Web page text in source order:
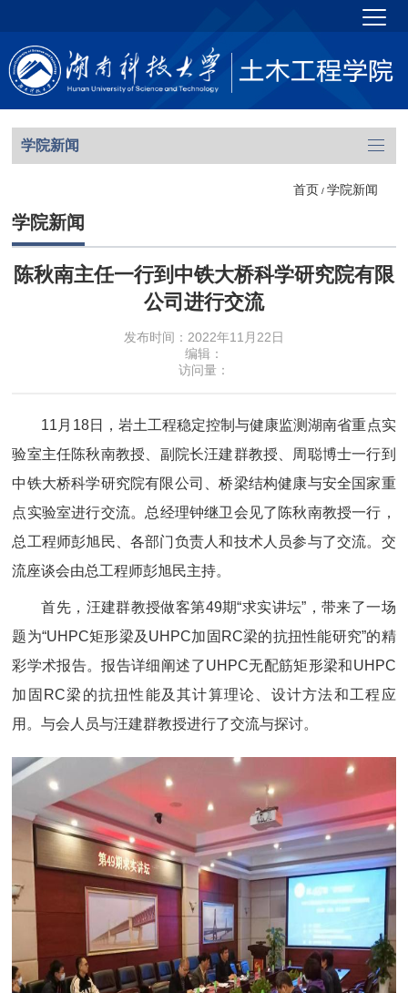
学院新闻
首页 / 学院新闻
学院新闻
陈秋南主任一行到中铁大桥科学研究院有限
公司进行交流
发布时间：2022年11月22日
编辑：
访问量：
11月18日， 岩土工程稳定控制与健康监测湖南省重点实
验室主任陈秋南教授、 副院长汪建群教授 周聪博士一行到
中铁大桥科学研究院有限公司 、桥梁结构健康与安全国家重
点实验室进行交流。总经理钟继卫会见了陈秋南教授一行，
总工程师彭旭民、各部门负责人和技术人员参与了交流。交
流座谈会由总工程师彭旭民主持。
首先，汪建群教授做客第49期“求实讲坛”，带来了一场
题为“UHPC矩形梁及UHPC加固RC梁的抗扭性能研究”的精
彩学术报告。报告详细阐述了UHPC无配筋矩形梁和UHPC
加固RC梁的抗扭性能及其计算理论、设计方法和工程应
用。与会人员与汪建群教授进行了交流与探讨。